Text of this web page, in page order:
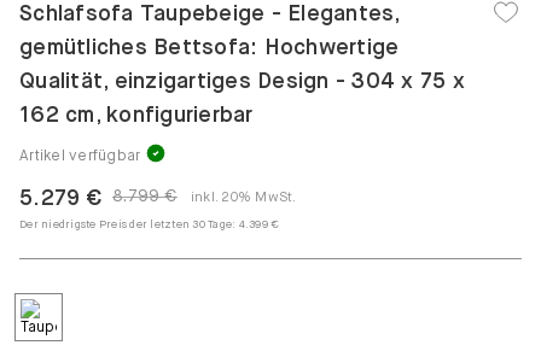
Schlafsofa Taupebeige - Elegantes,
gemütliches Bettsofa: Hochwertige
Qualität, einzigartiges Design - 304 x 75 x
162 cm, konfigurierbar
Artikel verfügbar
8.799 €
5.279 € inkl. 20% MwSt.
Der niedrigste Preis der letzten 30 Tage: 4.399 €